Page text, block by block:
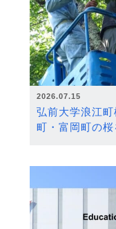
2026.07.15
弘前大学浪江
町・富岡町の桜